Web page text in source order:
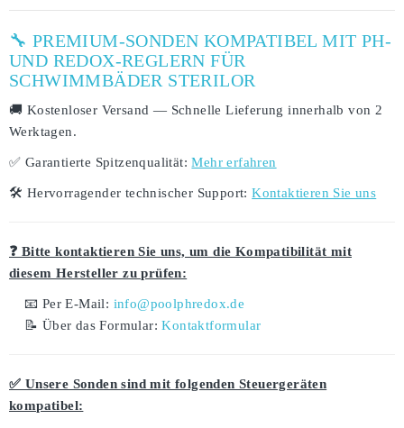
🔧 PREMIUM-SONDEN KOMPATIBEL MIT PH-
UND REDOX-REGLERN FÜR
SCHWIMMBÄDER STERILOR
🚚 Kostenloser Versand — Schnelle Lieferung innerhalb von 2
Werktagen.
✅ Garantierte Spitzenqualität: Mehr erfahren
🛠️ Hervorragender technischer Support: Kontaktieren Sie uns
❓ Bitte kontaktieren Sie uns, um die Kompatibilität mit
diesem Hersteller zu prüfen:
📧 Per E-Mail: info@poolphredox.de
📝 Über das Formular:Kontaktformular
✅ Unsere Sonden sind mit folgenden Steuergeräten
kompatibel: